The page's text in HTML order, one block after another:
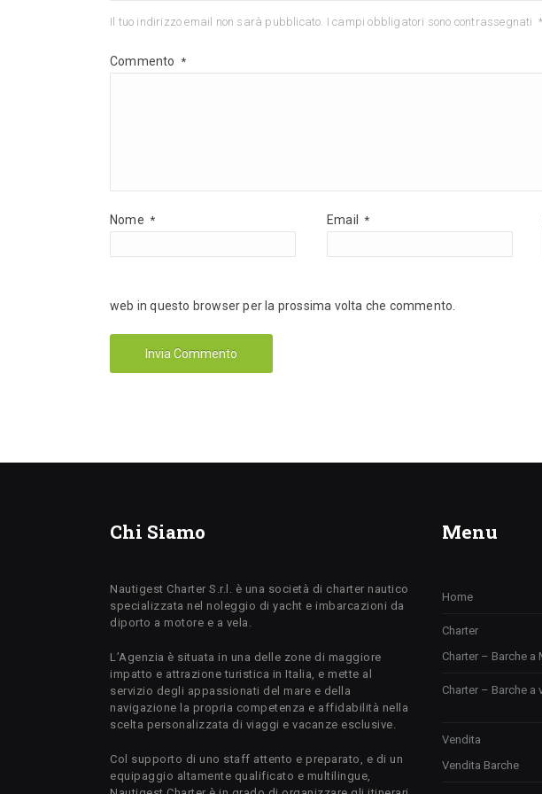
Il tuo indirizzo email non sarà pubblicato. I campi obbligatori sono contrassegnati *
Commento *
Nome * Email *
web in questo browser per la prossima volta che commento.
Chi Siamo
Nautigest Charter S.r.l. è una società di charter nautico
specializzata nel noleggio di yacht e imbarcazioni da
diporto a motore e a vela.
L’Agenzia è situata in una delle zone di maggiore
impatto e attrazione turistica in Italia, e mette al
servizio degli appassionati del mare e della
navigazione la propria competenza e affidabilità nella
scelta personalizzata di viaggi e vacanze esclusive.
Col supporto di uno staff attento e preparato, e di un
equipaggio altamente qualificato e multilingue,
Menu
Home
Charter
Charter – Barche a
Charter – Barche a
Vendita
Vendita Barche